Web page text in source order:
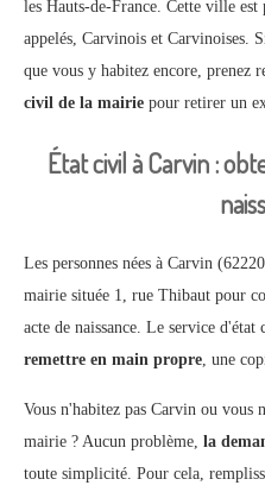
les Hauts-de-France. Cette ville est
appelés, Carvinois et Carvinoises.
que vous y habitez encore, prenez
civil de la mairie pour retirer un
État civil à Carvin :
Les personnes nées à Carvin
mairie située 1, rue Thibaut pour
acte de naissance. Le service
remettre en main propre , une
Vous n'habitez pas Carvin ou vous
mairie ? Aucun problème, la
toute simplicité. Pour cela,